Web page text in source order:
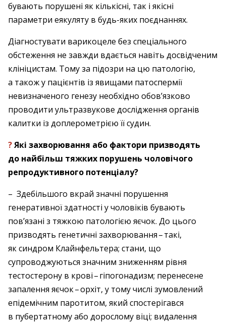
бувають порушені як кількісні, так і якісні
параметри еякуляту в будь-яких поєднаннях.
Діагностувати варикоцеле без спеціального
обстеження не завжди вдається навіть досвідченим
клініцистам. Тому за підозри на цю патологію,
а також у пацієнтів із явищами патоспермії
невизначеного генезу необхідно обов’язково
проводити ультразвукове дослідження органів
калитки із доплерометрією її судин.
?Які захворювання або фактори призводять
до найбільш тяжких порушень чоловічого
репродуктивного потенціалу?
– Здебільшого вкрай значні порушення
генеративної здатності у чоловіків бувають
пов’язані з тяжкою патологією яєчок. До цього
призводять генетичні захворювання – ​такі,
як синдром Клайн­фельтера; стани, що
супроводжуються значним зниженням рівня
тестостерону в крові – ​гіпогонадизм; перенесене
запалення ­яєчок – ​орхіт, у тому числі зумовлений
епідемічним паротитом, який спостерігався
в пубертатному або дорослому віці; видалення